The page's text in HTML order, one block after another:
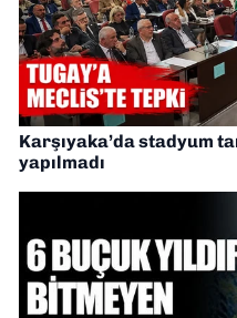
Karşıyaka’da stadyum
yapılmadı